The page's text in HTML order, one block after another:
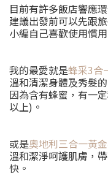
目前有許多飯店響應
建議出發前可以先跟
小編自己喜歡使用慣
我的最愛就是蜂采3合
溫和清潔身體及秀髮
因為含有蜂蜜，有一
以上)。
或是奧地利三合一黃
溫和潔淨呵護肌膚，
快。